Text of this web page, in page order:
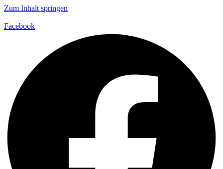
Zum Inhalt springen
Facebook